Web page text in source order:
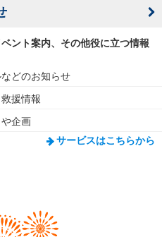
ント案内、その他役に立つ情報
どのお知らせ
援情報
企画
サービスはこちらから